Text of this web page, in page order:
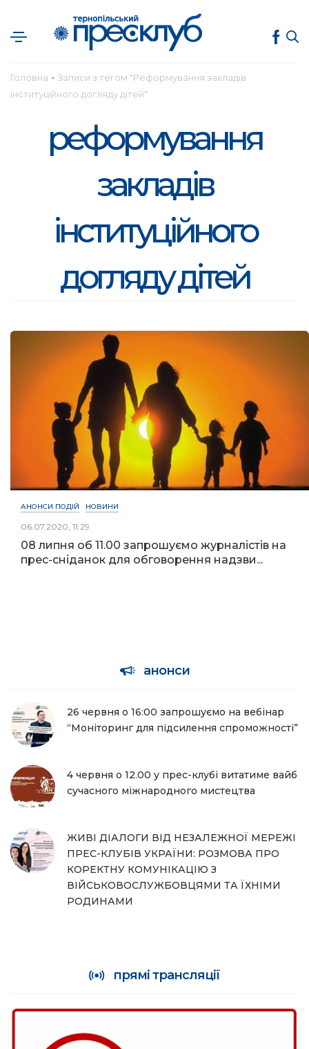
Головна ● Записи з тегом "Реформування закладів
інституційного догляду дітей"
реформування
закладів
інституційного
догляду дітей
АНОНСИ ПОДІЙ НОВИНИ
06.07.2020, 11:29
08 липня об 11.00 запрошуємо журналістів на
прес-сніданок для обговорення надзви...
анонси
26 червня о 16:00 запрошуємо на вебінар
“Моніторинг для підсилення спроможності”
4 червня о 12.00 у прес-клубі витатиме вайб
сучасного міжнародного мистецтва
ЖИВІ ДІАЛОГИ ВІД НЕЗАЛЕЖНОЇ МЕРЕЖІ
ПРЕС-КЛУБІВ УКРАЇНИ: РОЗМОВА ПРО
КОРЕКТНУ КОМУНІКАЦІЮ З
ВІЙСЬКОВОСЛУЖБОВЦЯМИ ТА ЇХНІМИ
РОДИНАМИ
прямі трансляції